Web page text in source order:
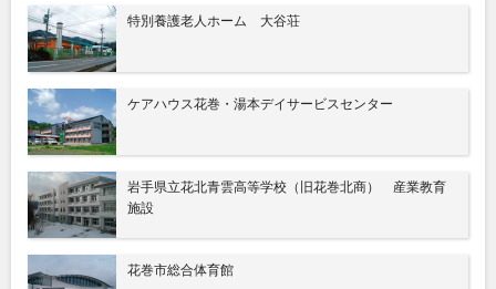
特別養護老人ホーム 大谷荘
ケアハウス花巻・湯本デイサービスセンター
岩手県立花北青雲高等学校（旧花巻北商） 産業教育
施設
花巻市総合体育館